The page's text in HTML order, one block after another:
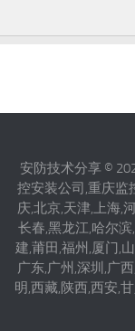
安防技术分享 ©
控安装公司,重庆监
庆,北京,天津,上海,
长春,黑龙江,哈尔
建,莆田,福州,厦门,
广东,广州,深圳,广
明,西藏,陕西,西安,